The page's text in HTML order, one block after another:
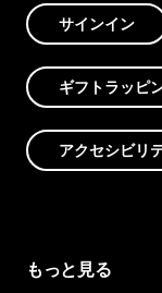
サインイン
ギフトラッピ
アクセシビリ
もっと見る